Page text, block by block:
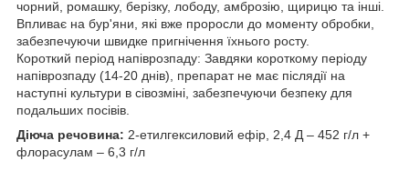
чорний, ромашку, берізку, лободу, амброзію, щирицю та інші.
Впливає на бур'яни, які вже проросли до моменту обробки,
забезпечуючи швидке пригнічення їхнього росту.
Короткий період напіврозпаду: Завдяки короткому періоду
напіврозпаду (14-20 днів), препарат не має післядії на
наступні культури в сівозміні, забезпечуючи безпеку для
подальших посівів.
Діюча речовина: 2-етилгексиловий ефір, 2,4 Д – 452 г/л +
флорасулам – 6,3 г/л